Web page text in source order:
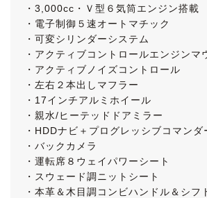
・3,000cc・Ｖ型６気筒エンジン搭載
・電子制御５速オートマチック
・可変シリンダーシステム
・アクティブコントロールエンジンマ
・アクティブノイズコントロール
・左右２本出しマフラー
・17インチアルミホイール
・親水/ヒーテッドドアミラー
・HDDナビ＋プログレッシブコマンダ
・バックカメラ
・運転席８ウェイパワーシート
・スウェード調ニットシート
・本革＆木目調コンビハンドル＆シフ